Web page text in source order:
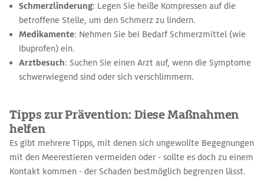
Schmerzlinderung: Legen Sie heiße Kompressen auf die
betroffene Stelle, um den Schmerz zu lindern.
Medikamente: Nehmen Sie bei Bedarf Schmerzmittel (wie
Ibuprofen) ein.
Arztbesuch: Suchen Sie einen Arzt auf, wenn die Symptome
schwerwiegend sind oder sich verschlimmern.
Tipps zur Prävention: Diese Maßnahmen
helfen
Es gibt mehrere Tipps, mit denen sich ungewollte Begegnungen
mit den Meerestieren vermeiden oder - sollte es doch zu einem
Kontakt kommen - der Schaden bestmöglich begrenzen lässt.